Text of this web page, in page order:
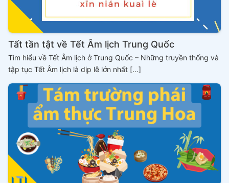
Tất tần tật về Tết Âm lịch Trung Quốc
Tìm hiểu về Tết Âm lịch ở Trung Quốc – Những truyền thống và
tập tục Tết Âm lịch là dịp lễ lớn nhất […]